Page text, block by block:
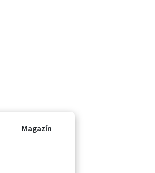
Magazín